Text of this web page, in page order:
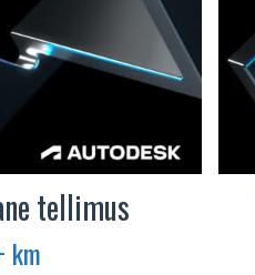
tellimus
km